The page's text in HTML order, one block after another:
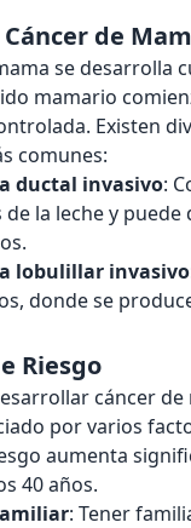
de
se desarrolla
mamario
Existen
comunes:
ductal invasivo:
la leche y puede
lobulillar invasivo
donde se
Riesgo
cáncer
por varios
aumenta
40 años.
: Tener